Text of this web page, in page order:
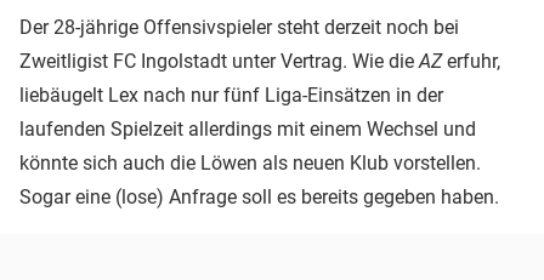
Der 28-jährige Offensivspieler steht derzeit noch bei
Zweitligist FC Ingolstadt unter Vertrag. Wie die AZerfuhr,
liebäugelt Lex nach nur fünf Liga-Einsätzen in der
laufenden Spielzeit allerdings mit einem Wechsel und
könnte sich auch die Löwen als neuen Klub vorstellen.
Sogar eine (lose) Anfrage soll es bereits gegeben haben.